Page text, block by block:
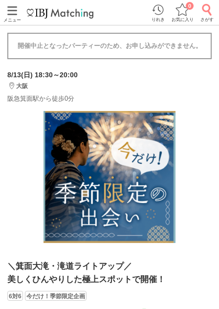
メニュー りれき お気に入り
0
さがす
開催中止となったパーティーのため、お申し込みができません。
8/13(日) 18:30～20:00
大阪
阪急箕面駅から徒歩0分
＼箕面大滝・滝道ライトアップ／
美しくひんやりした極上スポットで開催！
6対6 今だけ！季節限定企画